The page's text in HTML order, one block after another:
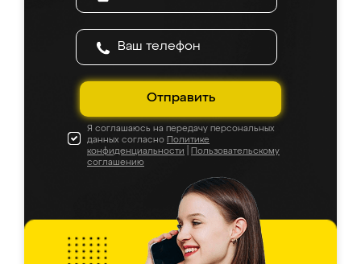
Отправить
Я соглашаюсь на передачу персональных
данных согласно Политике
конфиденциальности
Пользовательскому
соглашению